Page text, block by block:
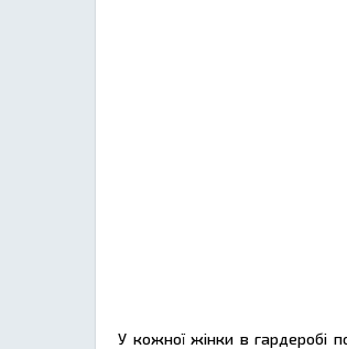
У кожної жінки в гардеробі